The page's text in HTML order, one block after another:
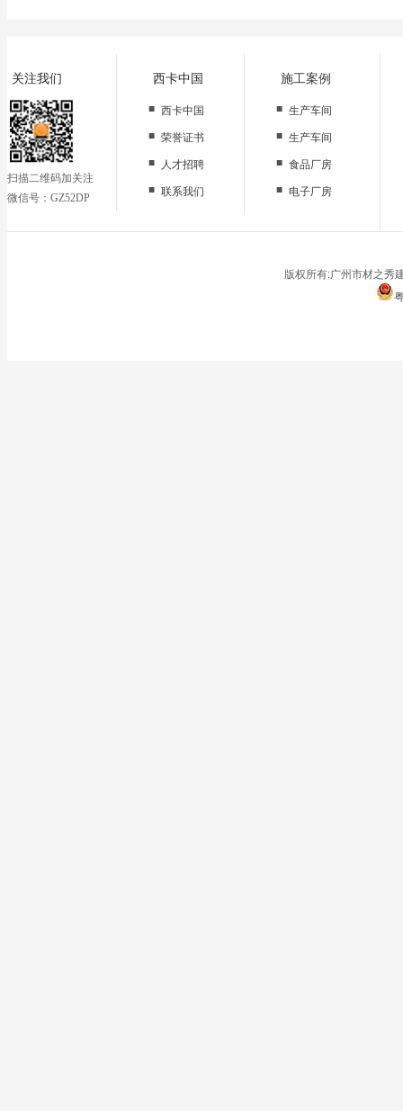
关注我们
扫描二维码加关注
微信号：GZ52DP
西卡中国
■ 西卡中国
■ 荣誉证书
■
人才招聘
■ 联系我们
施工案例
■ 生产车间
■ 生产车间
■ 食品厂房
■ 电子厂房
停车场
版权所有:广州市材之